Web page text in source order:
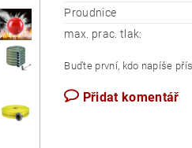
Proudnice
max. prac. tlak:
Buďte první, kdo napíše
Přidat komentář